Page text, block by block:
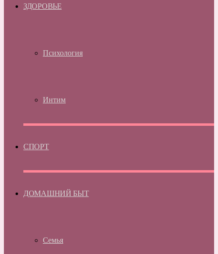
ЗДОРОВЬЕ
Психология
Интим
СПОРТ
ДОМАШНИЙ БЫТ
Семья